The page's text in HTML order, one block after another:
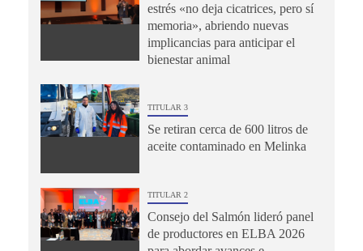
estrés «no deja cicatrices, pero sí
memoria», abriendo nuevas
implicancias para anticipar el
bienestar animal
TITULAR 3
Se retiran cerca de 600 litros de
aceite contaminado en Melinka
TITULAR 2
Consejo del Salmón lideró panel
de productores en ELBA 2026